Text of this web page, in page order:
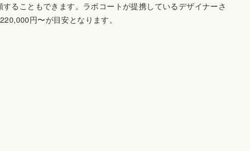
ることもできます。ラボコートが提携しているデザイナーさ
円〜が目安となります。